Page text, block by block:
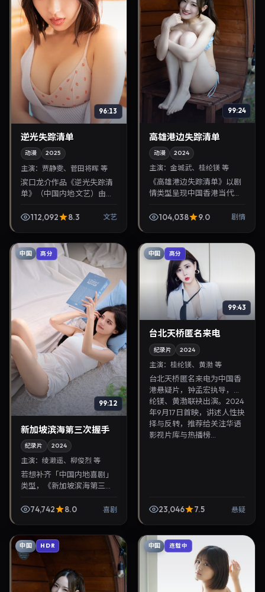
96:13
逆光失踪清单
动漫 2025
主演： 贾静雯、菅田将晖 等
滨口龙介作品《逆光失踪清
单》（中国内地·文艺）由贾
年11月12日正式上映。影片叙
112,092 8.3 文艺
99:24
高雄港边失踪清单
动漫 2024
主演：金城武、桂纶镁 等
《高雄港边失踪清单》以剧
情类型呈现中国香港当代故
武、桂纶镁。2024年3月24
104,038 9.0 剧情
中国 高分
99:12
新加坡滨海第三次握手
纪录片 2024
主演： 绫濑遥、柳俊烈 等
若想补齐「中国内地喜剧」
类型，《新加坡滨海第三次
演，绫濑遥、柳俊烈主演，
74,742 8.0 喜剧
中国 高分
99:43
台北天桥匿名来电
纪录片 2024
主演：桂纶镁、黄渤 等
台北天桥匿名来电为中国香
港悬疑片，钟孟宏执导，桂
纶镁、黄渤联袂出演。2024
年9月17日首映，讲述人性抉
择与反转，推荐给关注华语
影视片库与热播榜...
23,046 7.5 悬疑
中国 HDR 中国 连载中